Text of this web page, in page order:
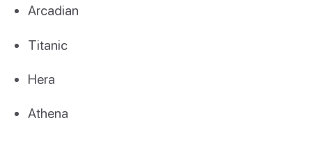
Arcadian
Titanic
Hera
Athena